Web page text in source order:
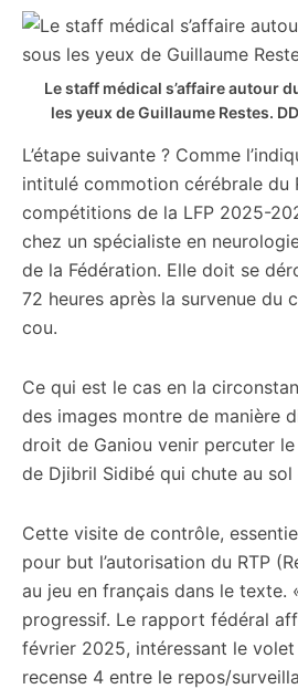
Le staff médical s’affaire autour
les yeux de Guillaume Restes.
L’étape suivante ? Comme
intitulé commotion cérébrale du
compétitions de la LFP 2025-
chez un spécialiste en
de la Fédération. Elle doit se
72 heures après la survenue du
cou.
Ce qui est le cas en la
des images montre de manière
droit de Ganiou venir percuter
de Djibril Sidibé qui chute au sol
Cette visite de contrôle,
pour but l’autorisation du RTP
au jeu en français dans le texte.
progressif. Le rapport fédéral
février 2025, intéressant le
recense 4 entre le repos/